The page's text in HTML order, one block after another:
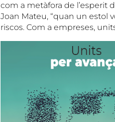
com a metàfora de l’esperit
Joan Mateu, “quan un estol
riscos. Com a empreses,